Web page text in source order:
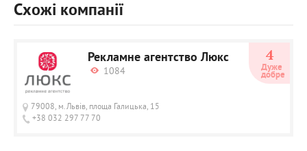
Схожі компанії
Рекламне агентство Люкс
1084
79008, м.Львів, площа Галицька, 15
+38 032 297 77 70
4
Дуже
добре